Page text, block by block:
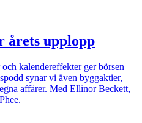
årets upplopp
kalendereffekter ger börsen
synar vi även byggaktier,
affärer. Med Ellinor Beckett,